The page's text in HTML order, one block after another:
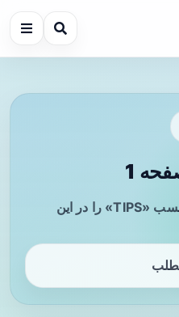
تازه‌ترین مطالب مرتبط با برچسب «TIPS» را در این